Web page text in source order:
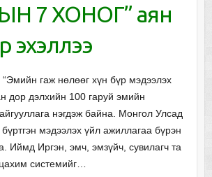
7 ХОНОГ” аян
эхэллээ
гаж нөлөөг хүн бүр мэдээлэх
дор дэлхийн 100 гаруй эмийн
нэгдэж байна. Монгол Улсад
мэдээлэх үйл ажиллагаа бүрэн
Иймд Иргэн, эмч, эмзүйч, сувилагч та
системийг…